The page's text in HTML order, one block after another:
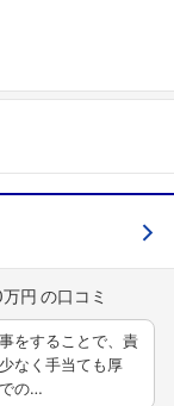
円
をすることで、責
なく手当ても厚
の…